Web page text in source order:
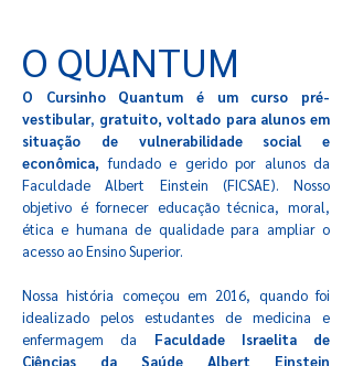
O QUANTUM
O Cursinho Quantum é um curso pré-
vestibular, gratuito, voltado para alunos em
situação de vulnerabilidade social e
econômica,fundado e gerido por alunos da
Faculdade Albert Einstein (FICSAE).
Nosso
objetivo é fornecer educação técnica, moral,
ética e humana de qualidade para ampliar o
acesso ao Ensino Superior.
Nossa história começou em 2016, quando foi
idealizado pelos estudantes de medicina e
enfermagem da Faculdade Israelita de
Ciências da Saúde Albert Einstein